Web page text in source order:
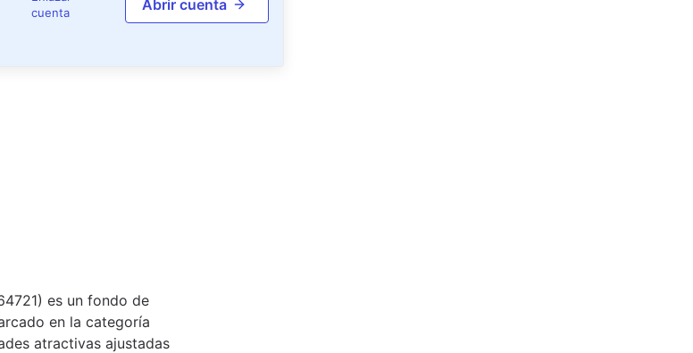
cuenta
Abrir cuenta
es un fondo de
en la categoría
atractivas ajustadas